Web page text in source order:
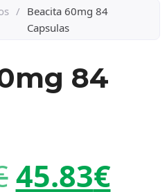
/ Beacita 60mg 84
Capsulas
84
45.83€